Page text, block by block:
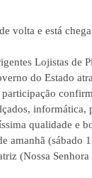
volta e está
Lojistas de
do Estado
qualidade e
amanhã (sábado
(Nossa